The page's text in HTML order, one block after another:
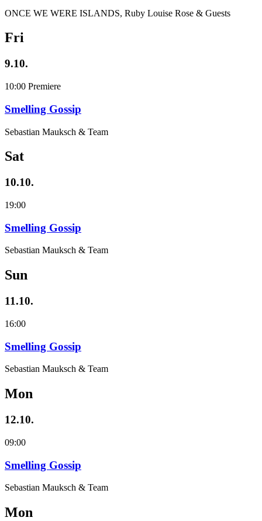
ONCE WE WERE ISLANDS, Ruby Louise Rose & Guests
Fri
9.10.
10:00 Premiere
Smelling Gossip
Sebastian Mauksch & Team
Sat
10.10.
19:00
Smelling Gossip
Sebastian Mauksch & Team
Sun
11.10.
16:00
Smelling Gossip
Sebastian Mauksch & Team
Mon
12.10.
09:00
Smelling Gossip
Sebastian Mauksch & Team
Mon